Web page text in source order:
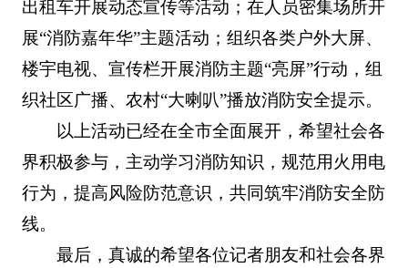
出租车开展动态宣传等活动；在人员密集场所开
展“消防嘉年华”主题活动；组织各类户外大屏、
楼宇电视、宣传栏开展消防主题“亮屏”行动，组
织社区广播、农村“大喇叭”播放消防安全提示。
以上活动已经在全市全面展开，希望社会各
界积极参与，主动学习消防知识，规范用火用电
行为，提高风险防范意识，共同筑牢消防安全防
线。
最后，真诚的希望各位记者朋友和社会各界